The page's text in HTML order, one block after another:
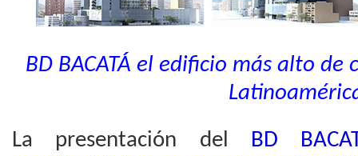
BD BACATÁ el edificio más alto de
La presentación del BD